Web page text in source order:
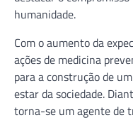
humanidade.
Com o aumento da
ações de medicina
para a construção de
estar da sociedade.
torna-se um agente de